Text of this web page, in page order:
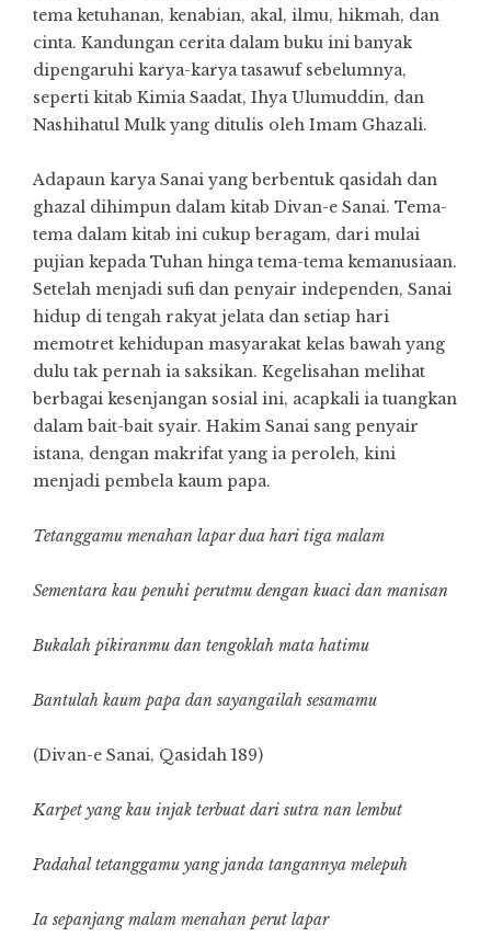
tema ketuhanan, kenabian, akal, ilmu, hikmah, dan
cinta. Kandungan cerita dalam buku ini banyak
dipengaruhi karya-karya tasawuf sebelumnya,
seperti kitab Kimia Saadat, Ihya Ulumuddin, dan
Nashihatul Mulk yang ditulis oleh Imam Ghazali.
Adapaun karya Sanai yang berbentuk qasidah dan
ghazal dihimpun dalam kitab Divan-e Sanai. Tema-
tema dalam kitab ini cukup beragam, dari mulai
pujian kepada Tuhan hinga tema-tema kemanusiaan.
Setelah menjadi sufi dan penyair independen, Sanai
hidup di tengah rakyat jelata dan setiap hari
memotret kehidupan masyarakat kelas bawah yang
dulu tak pernah ia saksikan. Kegelisahan melihat
berbagai kesenjangan sosial ini, acapkali ia tuangkan
dalam bait-bait syair. Hakim Sanai sang penyair
istana, dengan makrifat yang ia peroleh, kini
menjadi pembela kaum papa.
Tetanggamu menahan lapar dua hari tiga malam
Sementara kau penuhi perutmu dengan kuaci dan manisan
Bukalah pikiranmu dan tengoklah mata hatimu
Bantulah kaum papa dan sayangailah sesamamu
(Divan-e Sanai, Qasidah 189)
Karpet yang kau injak terbuat dari sutra nan lembut
Padahal tetanggamu yang janda tangannya melepuh
Ia sepanjang malam menahan perut lapar